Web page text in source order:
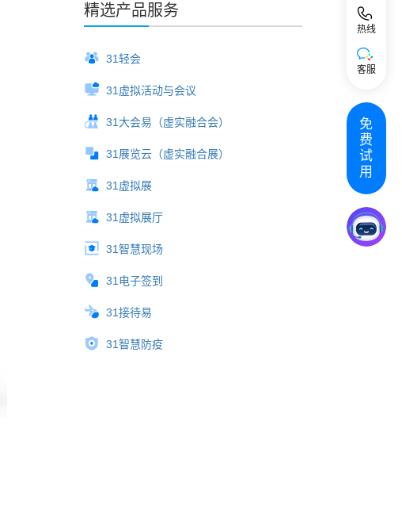
精选产品服务
31轻会
31虚拟活动与会议
31大会易（虚实融合会）
31展览云（虚实融合展）
31虚拟展
31虚拟展厅
31智慧现场
31电子签到
31接待易
31智慧防疫
热线
客服
免
费
试
用